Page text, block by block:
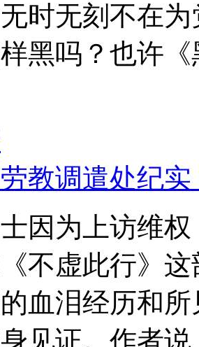
无时无刻不在
黑吗？也许
教调遣处纪实
因为上访维
不虚此行》
血泪经历和
见证。作者